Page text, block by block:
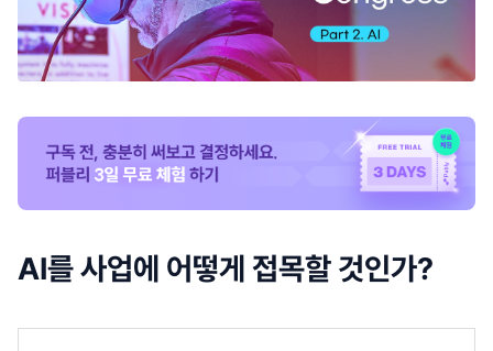
AI를 사업에 어떻게 접목할 것인가?